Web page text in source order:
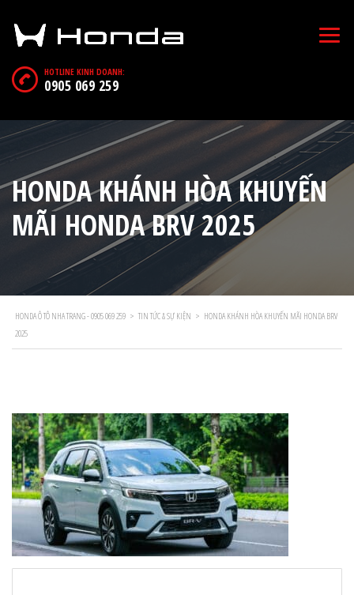
HOTLINE KINH DOANH:
0905 069 259
HONDA KHÁNH HÒA KHUYẾN
MÃI HONDA BRV 2025
HONDA Ô TÔ NHA TRANG - 0905 069 259 > TIN TỨC & SỰ KIỆN > HONDA KHÁNH HÒA KHUYẾN MÃI HONDA BRV
2025